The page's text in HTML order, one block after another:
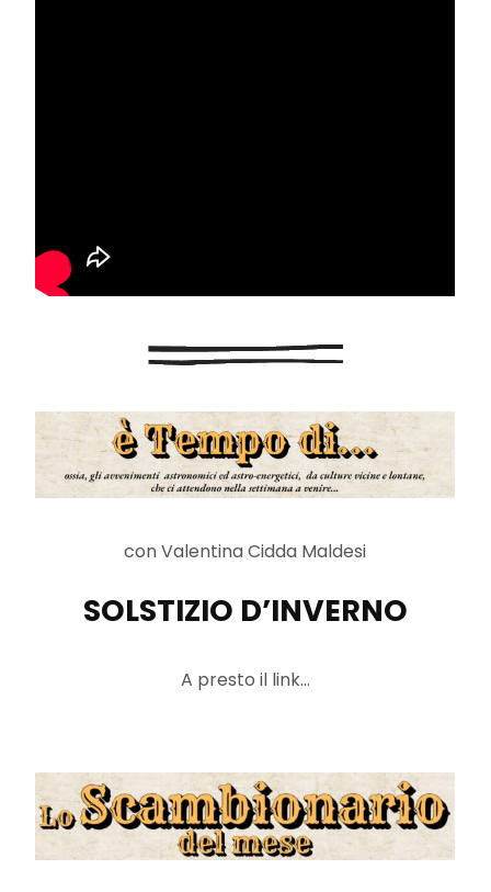
con Valentina Cidda Maldesi
SOLSTIZIO D’INVERNO
A presto il link…